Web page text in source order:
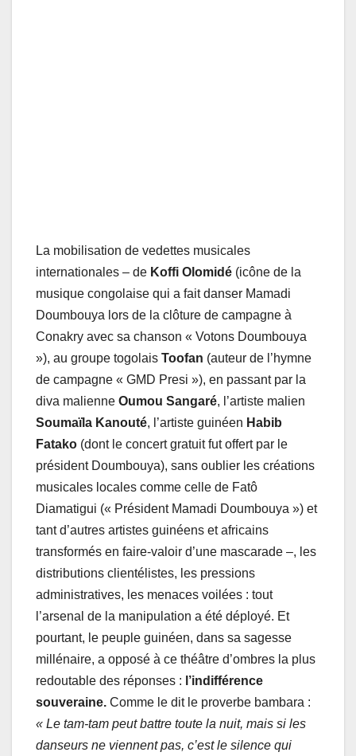
La mobilisation de vedettes musicales
internationales – de Koffi Olomidé (icône de la
musique congolaise qui a fait danser Mamadi
Doumbouya lors de la clôture de campagne à
Conakry avec sa chanson « Votons Doumbouya
»), au groupe togolais Toofan (auteur de l’hymne
de campagne « GMD Presi »), en passant par la
diva malienne Oumou Sangaré, l’artiste malien
Soumaïla Kanouté, l’artiste guinéen Habib
Fatako (dont le concert gratuit fut offert par le
président Doumbouya), sans oublier les créations
musicales locales comme celle de Fatô
Diamatigui (« Président Mamadi Doumbouya ») et
tant d’autres artistes guinéens et africains
transformés en faire-valoir d’une mascarade –, les
distributions clientélistes, les pressions
administratives, les menaces voilées : tout
l’arsenal de la manipulation a été déployé. Et
pourtant, le peuple guinéen, dans sa sagesse
millénaire, a opposé à ce théâtre d’ombres la plus
redoutable des réponses : l’indifférence
souveraine. Comme le dit le proverbe bambara :
« Le tam-tam peut battre toute la nuit, mais si les
danseurs ne viennent pas, c’est le silence qui